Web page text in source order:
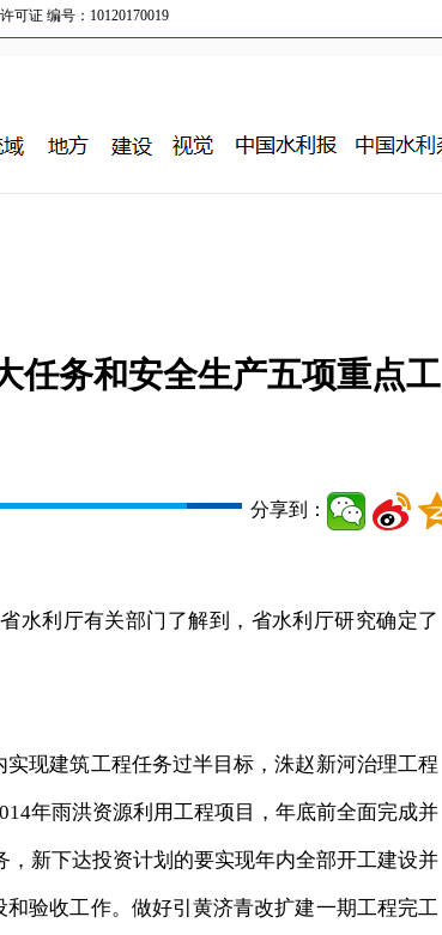
可证 编号：10120170019
任务和安全生产五项重点工
分享到：
水利厅有关部门了解到，省水利厅研究确定了
现建筑工程任务过半目标，洙赵新河治理工程
年雨洪资源利用工程项目，年底前全面完成并
新下达投资计划的要实现年内全部开工建设并
验收工作。做好引黄济青改扩建一期工程完工